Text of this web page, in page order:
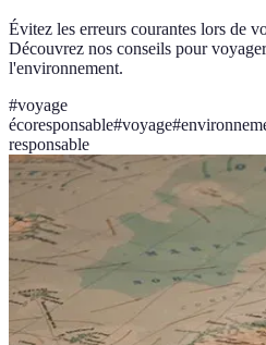
Évitez les erreurs courantes lors de
Découvrez nos conseils pour
l'environnement.
#voyage
écoresponsable#voyage#
responsable